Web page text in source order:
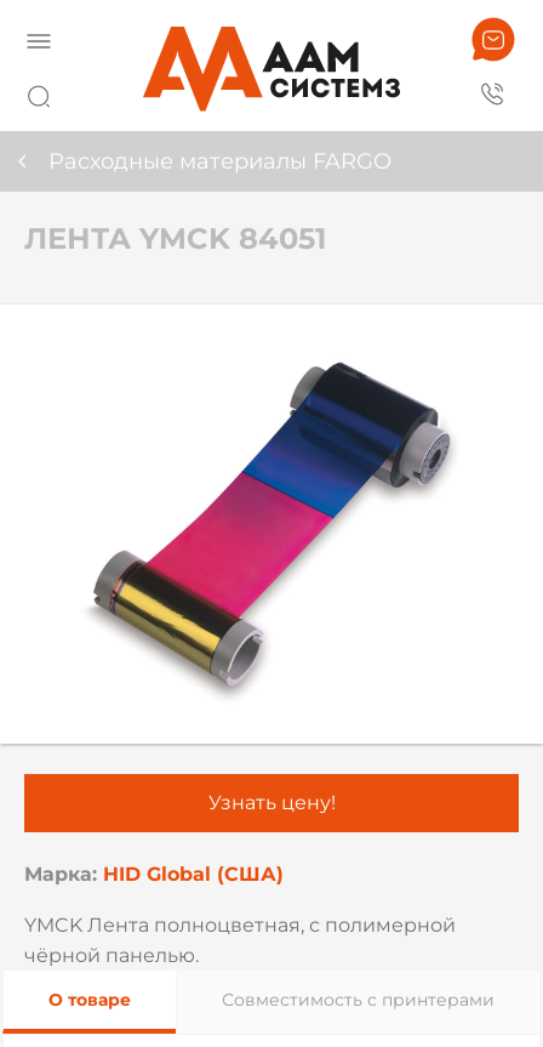
Расходные материалы FARGO
ЛЕНТА YMCK 84051
Марка: HID Global (США)
YMCK Лента полноцветная, с полимерной
чёрной панелью.
Узнать цену!
О товаре Совместимость с принтерами